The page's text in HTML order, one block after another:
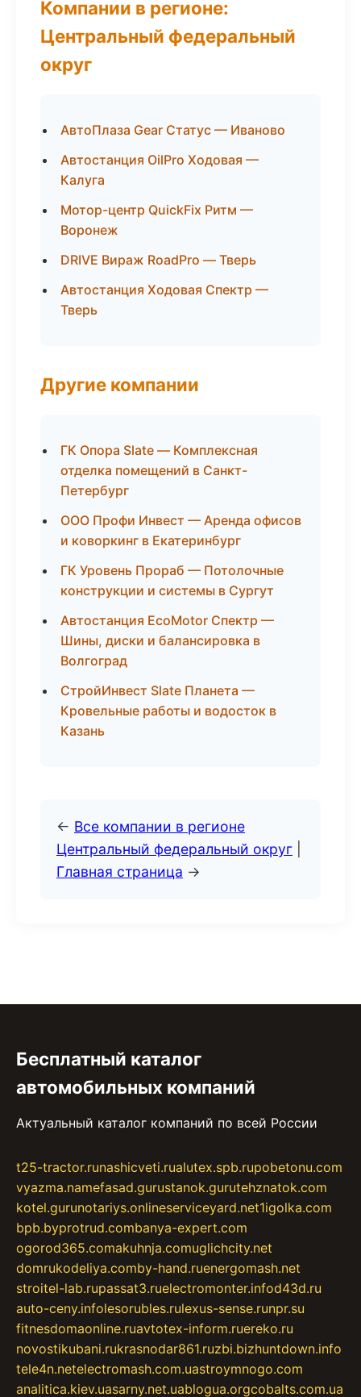
Компании в регионе:
Центральный федеральный
округ
АвтоПлаза Gear Статус — Иваново
Автостанция OilPro Ходовая —
Калуга
Мотор-центр QuickFix Ритм —
Воронеж
DRIVE Вираж RoadPro — Тверь
Автостанция Ходовая Спектр —
Тверь
Другие компании
ГК Опора Slate — Комплексная
отделка помещений в Санкт-
Петербург
ООО Профи Инвест — Аренда офисов
и коворкинг в Екатеринбург
ГК Уровень Прораб — Потолочные
конструкции и системы в Сургут
Автостанция EcoMotor Спектр —
Шины, диски и балансировка в
Волгоград
СтройИнвест Slate Планета —
Кровельные работы и водосток в
Казань
← Все компании в регионе
Центральный федеральный округ
Главная страница →
Бесплатный каталог
автомобильных компаний
Актуальный каталог компаний по всей России
t25-tractor.runashicveti.rualutex.spb.rupobetonu.com
vyazma.namefasad.gurustanok.gurutehznatok.com
kotel.gurunotariys.onlineserviceyard.net1igolka.com
bpb.byprotrud.combanya-expert.com
ogorod365.comakuhnja.comuglichcity.net
domrukodeliya.comby-hand.ruenergomash.net
stroitel-lab.rupassat3.ruelectromonter.infod43d.ru
auto-ceny.infolesorubles.rulexus-sense.runpr.su
fitnesdomaonline.ruavtotex-inform.ruereko.ru
novostikubani.rukrasnodar861.ruzbi.bizhuntdown.info
tele4n.netelectromash.com.uastroymnogo.com
analitica.kiev.uasarny.net.uablogua.orgcobalts.com.ua